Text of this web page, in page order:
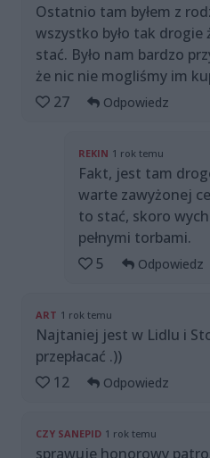
Ostatnio tam byłem z
wszystko było tak drogie
stać. Było nam bardzo
że nic nie mogliśmy im
27
Odpowiedz
REKIN 1 rok temu
Fakt, jest tam
warte zawyżonej
to stać, skoro
pełnymi torbami.
5
Odpowiedz
ART 1 rok temu
Najtaniej jest w Lidlu i
przepłacać .))
12
Odpowiedz
CZY SANEPID 1 rok temu
sprawuje honorowy